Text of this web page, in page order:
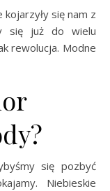
się już do wielu
rewolucja. Modne
się pozbyć
Niebieskie